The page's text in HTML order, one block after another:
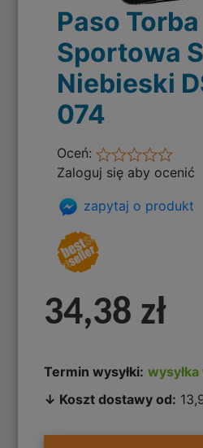
Paso Torba
Sportowa
Niebieski
074
Oceń:
Zaloguj się aby ocenić
zapytaj o produkt
34,38 zł
Termin wysyłki:
↓ Koszt dostawy od: